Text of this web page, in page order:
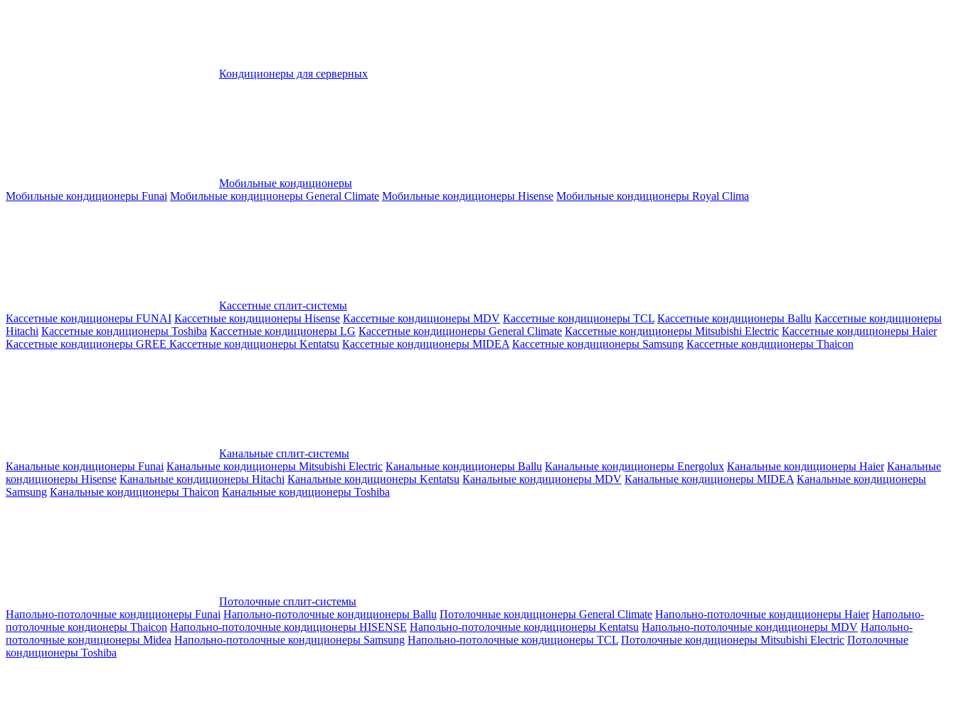
Кондиционеры для серверных
Мобильные кондиционеры
Мобильные кондиционеры Funai Мобильные кондиционеры General Climate Мобильные кондиционеры Hisense Мобильные кондиционеры Royal Clima
Кассетные сплит-системы
Кассетные кондиционеры FUNAI Кассетные кондиционеры Hisense Кассетные кондиционеры MDV Кассетные кондиционеры TCL Кассетные кондиционеры Ballu Кассетные кондиционеры
Hitachi Кассетные кондиционеры Toshiba Кассетные кондиционеры LG Кассетные кондиционеры General Climate Кассетные кондиционеры Mitsubishi Electric Кассетные кондиционеры Haier
Кассетные кондиционеры GREE Кассетные кондиционеры Kentatsu Кассетные кондиционеры MIDEA Кассетные кондиционеры Samsung Кассетные кондиционеры Thaicon
Канальные сплит-системы
Канальные кондиционеры Funai Канальные кондиционеры Mitsubishi Electric Канальные кондиционеры Ballu Канальные кондиционеры Energolux Канальные кондиционеры Haier Канальные
кондиционеры Hisense Канальные кондиционеры Hitachi Канальные кондиционеры Kentatsu Канальные кондиционеры MDV Канальные кондиционеры MIDEA Канальные кондиционеры
Samsung Канальные кондиционеры Thaicon Канальные кондиционеры Toshiba
Потолочные сплит-системы
Напольно-потолочные кондиционеры Funai Напольно-потолочные кондиционеры Ballu Потолочные кондиционеры General Climate Напольно-потолочные кондиционеры Haier Напольно-
потолочные кондионеры Thaicon Напольно-потолочные кондиционеры HISENSE Напольно-потолочные кондиционеры Kentatsu Напольно-потолочные кондиционеры MDV Напольно-
потолочные кондиционеры Midea Напольно-потолочные кондиционеры Samsung Напольно-потолочные кондиционеры TCL Потолочные кондиционеры Mitsubishi Electric Потолочные
кондиционеры Toshiba